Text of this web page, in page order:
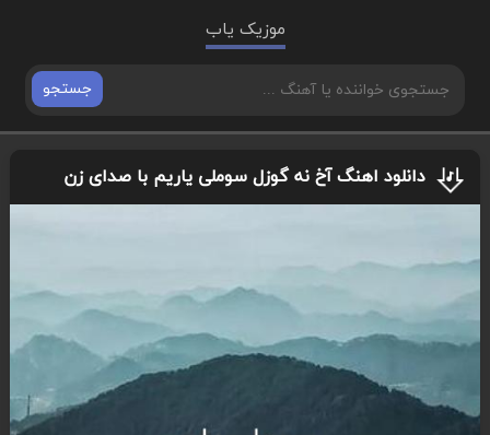
موزیک یاب
جستجو
دانلود اهنگ آخ نه گوزل سوملی یاریم با صدای زن